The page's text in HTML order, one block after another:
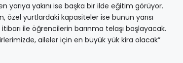
yakını ise başka bir ilde eğitim görüyor.
yurtlardaki kapasiteler ise bunun yarısı
ile öğrencilerin barınma telaşı başlayacak.
aileler için en büyük yük kira olacak”